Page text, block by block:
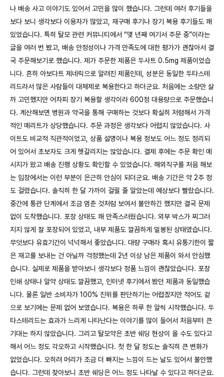
나 배송 사고 이야기도 있어서 고민을 많이 했습니다. 그런데 여러 후기들을
보다 보니 생각보다 이용자가 많았고, 재구매 후기나 장기 복용 후기들도 꽤
있었습니다. 특히 탈모 관련 커뮤니티에서 “몇 년째 여기서 주문 중”이라는
글을 여러 번 봤고, 배송 안정성이나 가격 만족도에 대한 평가가 괜찮아서 결
국 주문해보기로 했습니다. 제가 주문한 제품은 두사트 0.5mg 제품이었습
니다. 흔히 아보다트 제네릭으로 알려진 제품인데, 성분은 동일한 두타스테
리드라서 많은 사람들이 대체제로 복용한다고 하더군요. 처음에는 소량만 살
까 고민했지만 어차피 장기 복용할 생각이라 600정 대용량으로 주문했습니
다. 계산해보면 병원과 약국을 통해 구매하는 것보다 확실히 저렴해서 가격
적인 메리트가 상당했습니다. 주문 과정은 생각보다 어렵지 않았습니다. 사
이트도 비교적 직관적이었고, 상품 설명이나 복용 정보도 어느 정도 정리되
어 있어서 초보자도 크게 헷갈리지는 않았습니다. 결제 후에는 주문 확인 메
시지가 왔고 배송 진행 상황도 확인할 수 있었습니다. 해외직구를 처음 해보
는 입장에서는 이런 부분이 은근히 안심이 되더군요. 배송 기간은 약 2주 정
도 걸렸습니다. 솔직히 한 달 가까이 걸릴 줄 알았는데 예상보다 빨랐습니다.
중간에 통관 단계에서 조금 멈춘 것처럼 보여서 불안하긴 했지만 결국 문제
없이 도착했습니다. 포장 상태도 꽤 만족스러웠습니다. 외부 박스가 찌그러
지지 않게 잘 포장되어 있었고, 내부 제품도 깔끔하게 밀봉된 상태였습니다.
무엇보다 유효기간이 넉넉해서 좋았습니다. 대량 구매라 혹시 유통기한이 짧
은 재고를 보내는 건 아닐까 걱정했는데 2년 이상 남은 제품이 와서 안심했
습니다. 실제로 제품을 받아보니 생각보다 정품 느낌이 괜찮았습니다. 포장
인쇄 상태나 알약 상태도 깔끔했고, 인터넷 후기에서 봤던 제품과 동일했습
니다. 물론 일반 소비자가 100% 진위를 판단하기는 어렵겠지만 적어도 겉
으로 보기에는 문제 없어 보였습니다. 복용은 하루 한 알씩 시작했습니다. 두
타스테리드는 효과가 느리게 나타난다는 이야기를 많이 들어서 처음부터 큰
기대는 하지 않았습니다. 그리고 탈모약은 초반 쉐딩 현상이 올 수도 있다고
해서 어느 정도 각오하고 시작했습니다. 첫 한 달 정도는 솔직히 큰 변화가
없었습니다. 오히려 머리가 조금 더 빠지는 느낌이 드는 날도 있어서 불안했
습니다. 그런데 찾아보니 초반 쉐딩은 어느 정도 나타날 수 있다고 하더군요.